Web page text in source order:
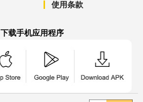
使用条款
下载手机应用程序